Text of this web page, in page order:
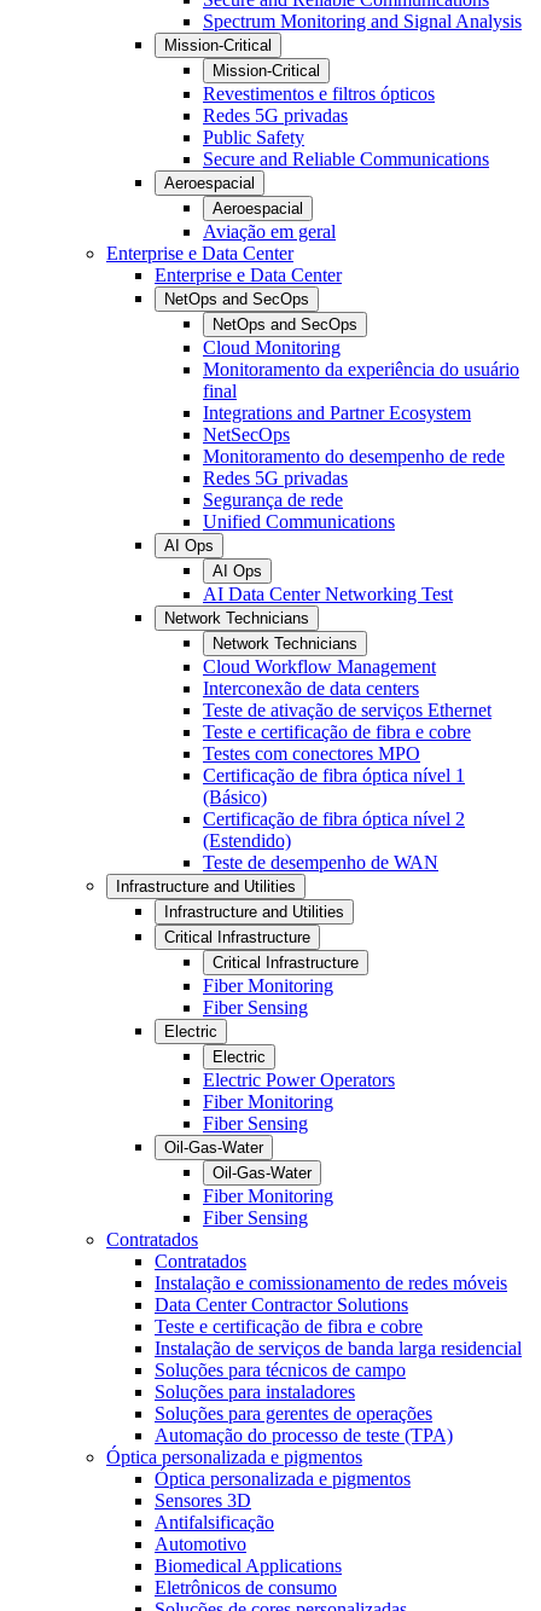
Spectrum Monitoring and Signal Analysis
Mission-Critical
Mission-Critical
Revestimentos e filtros ópticos
Redes 5G privadas
Public Safety
Secure and Reliable Communications
Aeroespacial
Aeroespacial
Aviação em geral
Enterprise e Data Center
Enterprise e Data Center
NetOps and SecOps
NetOps and SecOps
Cloud Monitoring
Monitoramento da experiência do usuário
final
Integrations and Partner Ecosystem
NetSecOps
Monitoramento do desempenho de rede
Redes 5G privadas
Segurança de rede
Unified Communications
AI Ops
AI Ops
AI Data Center Networking Test
Network Technicians
Network Technicians
Cloud Workflow Management
Interconexão de data centers
Teste de ativação de serviços Ethernet
Teste e certificação de fibra e cobre
Testes com conectores MPO
Certificação de fibra óptica nível 1
(Básico)
Certificação de fibra óptica nível 2
(Estendido)
Teste de desempenho de WAN
Infrastructure and Utilities
Infrastructure and Utilities
Critical Infrastructure
Critical Infrastructure
Fiber Monitoring
Fiber Sensing
Electric
Electric
Electric Power Operators
Fiber Monitoring
Fiber Sensing
Oil-Gas-Water
Oil-Gas-Water
Fiber Monitoring
Fiber Sensing
Contratados
Contratados
Instalação e comissionamento de redes móveis
Data Center Contractor Solutions
Teste e certificação de fibra e cobre
Instalação de serviços de banda larga residencial
Soluções para técnicos de campo
Soluções para instaladores
Soluções para gerentes de operações
Automação do processo de teste (TPA)
Óptica personalizada e pigmentos
Óptica personalizada e pigmentos
Sensores 3D
Antifalsificação
Automotivo
Biomedical Applications
Eletrônicos de consumo